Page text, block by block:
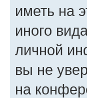
иметь на
иного
личной
вы не
на